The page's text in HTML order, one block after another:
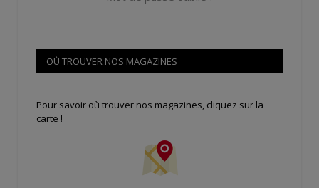
OÙ TROUVER NOS MAGAZINES
Pour savoir où trouver nos magazines, cliquez sur la
carte !